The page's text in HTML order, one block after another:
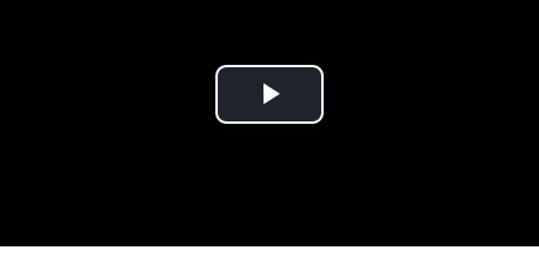
Play Video